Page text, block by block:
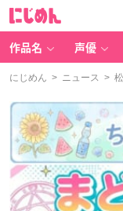
作品名 声優
にじめん > ニュース >